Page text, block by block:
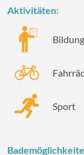
Aktivitäten:
Bildung
Sport